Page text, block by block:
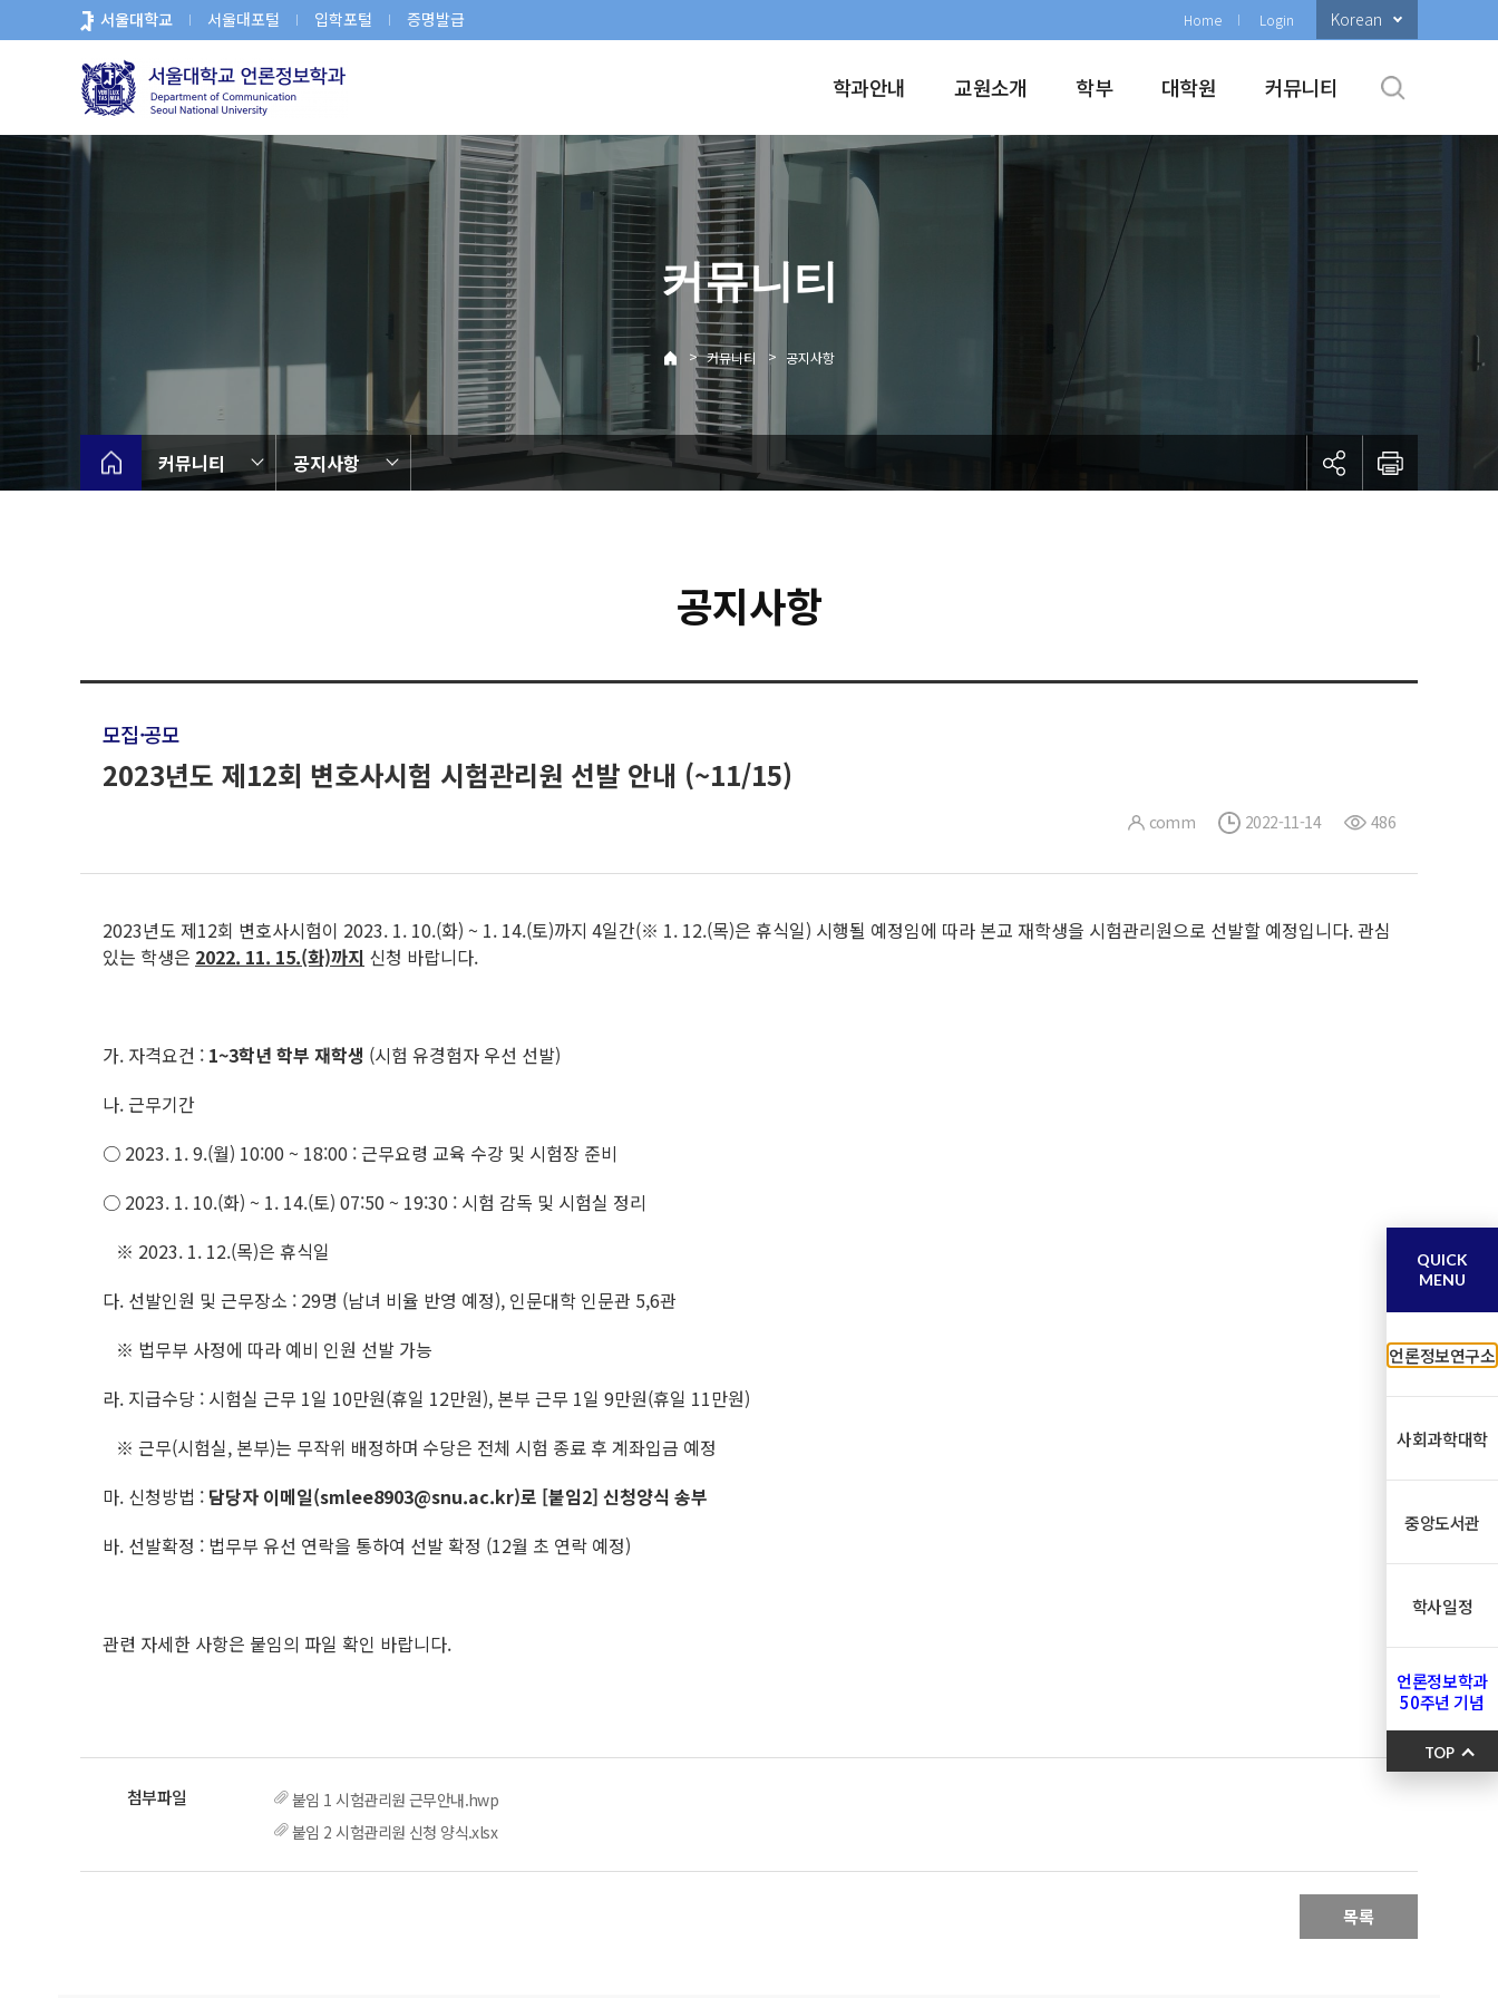
로
서울대학교 서울대포털 입학포털 증명발급 Home Login Korean
학과안내 교원소개 학부 대학원 커뮤니티
커뮤니티
> 커뮤니티 > 공지사항
커뮤니티 공지사항
공지사항
모집·공모
2023년도 제12회 변호사시험 시험관리원 선발 안내 (~11/15)
comm 2022-11-14 486
2023년도 제12회 변호사시험이 2023. 1. 10.(화) ~ 1. 14.(토)까지 4일간(※ 1. 12.(목)은 휴식일) 시행될 예정임에 따라 본교 재학생을 시험관리원으로 선발할 예정입니다. 관심
있는 학생은 2022. 11. 15.(화)까지 신청 바랍니다.
가. 자격요건 : 1~3학년 학부 재학생 (시험 유경험자 우선 선발)
나. 근무기간
○ 2023. 1. 9.(월) 10:00 ~ 18:00 : 근무요령 교육 수강 및 시험장 준비
○ 2023. 1. 10.(화) ~ 1. 14.(토) 07:50 ~ 19:30 : 시험 감독 및 시험실 정리
※ 2023. 1. 12.(목)은 휴식일
다. 선발인원 및 근무장소 : 29명 (남녀 비율 반영 예정), 인문대학 인문관 5,6관
※ 법무부 사정에 따라 예비 인원 선발 가능
라. 지급수당 : 시험실 근무 1일 10만원(휴일 12만원), 본부 근무 1일 9만원(휴일 11만원)
※ 근무(시험실, 본부)는 무작위 배정하며 수당은 전체 시험 종료 후 계좌입금 예정
마. 신청방법 : 담당자 이메일(smlee8903@snu.ac.kr)로 [붙임2] 신청양식 송부
바. 선발확정 : 법무부 유선 연락을 통하여 선발 확정 (12월 초 연락 예정)
관련 자세한 사항은 붙임의 파일 확인 바랍니다.
붙임 1 시험관리원 근무안내.hwp
붙임 2 시험관리원 신청 양식.xlsx
목록
QUICK
MENU
언론정보연구소
사회과학대학
중앙도서관
학사일정
언론정보학과
50주년 기념
TOP